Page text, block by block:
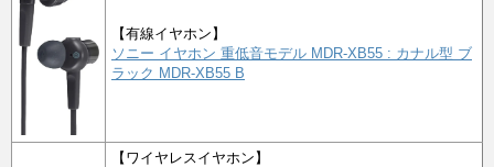
【有線イヤホン】
ソニー イヤホン 重低音モデル MDR-XB55 : カナル型 ブ
ラック MDR-XB55 B
【ワイヤレスイヤホン】